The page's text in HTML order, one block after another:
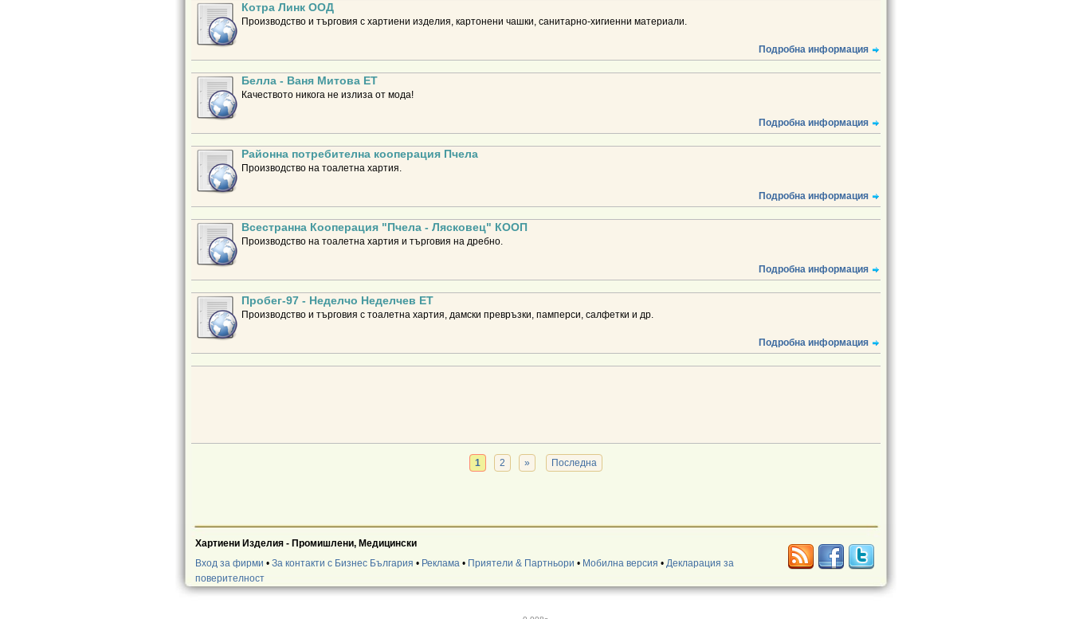
Котра Линк ООД
Производство и търговия с хартиени изделия, картонени чашки, санитарно-хигиенни материали.
Подробна информация
Белла - Ваня Митова ЕТ
Качеството никога не излиза от мода!
Подробна информация
Районна потребителна кооперация Пчела
Производство на тоалетна хартия.
Подробна информация
Всестранна Кооперация "Пчела - Лясковец" КООП
Производство на тоалетна хартия и търговия на дребно.
Подробна информация
Пробег-97 - Неделчо Неделчев ЕТ
Производство и търговия с тоалетна хартия, дамски превръзки, памперси, салфетки и др.
Подробна информация
1 2 » Последна
Хартиени Изделия - Промишлени, Медицински
Вход за фирми • За контакти с Бизнес България • Реклама• Приятели & Партньори • Мобилна версия • Декларация за
поверителност